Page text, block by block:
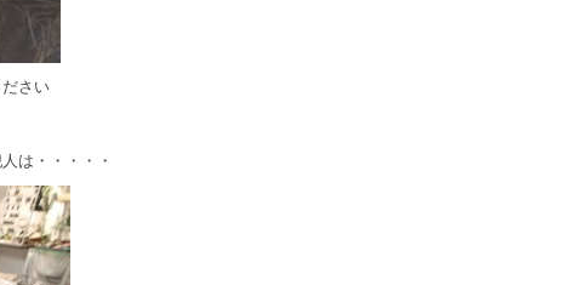
さい
は・・・・・